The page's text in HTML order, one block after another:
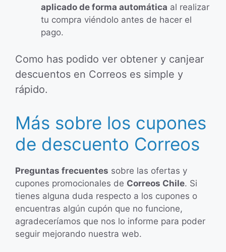
aplicado de forma automática al realizar
tu compra viéndolo antes de hacer el
pago.
Como has podido ver obtener y canjear
descuentos en Correos es simple y
rápido.
Más sobre los cupones
de descuento Correos
Preguntas frecuentes sobre las ofertas y
cupones promocionales de Correos Chile. Si
tienes alguna duda respecto a los cupones o
encuentras algún cupón que no funcione,
agradeceríamos que nos lo informe para poder
seguir mejorando nuestra web.